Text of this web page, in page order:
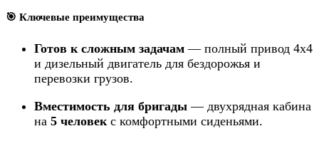
🎯 Ключевые преимущества
Готов к сложным задачам — полный привод 4х4
и дизельный двигатель для бездорожья и
перевозки грузов.
Вместимость для бригады — двухрядная кабина
на 5 человекс комфортными сиденьями.